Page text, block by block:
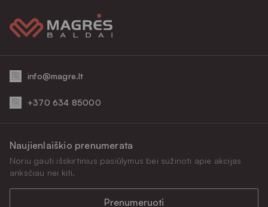
info@magre.lt
+370 634 85000
Naujienlaiškio prenumerata
Noriu gauti išskirtinius pasiūlymus bei sužinoti apie akcijas
anksčiau nei kiti.
Prenumeruoti